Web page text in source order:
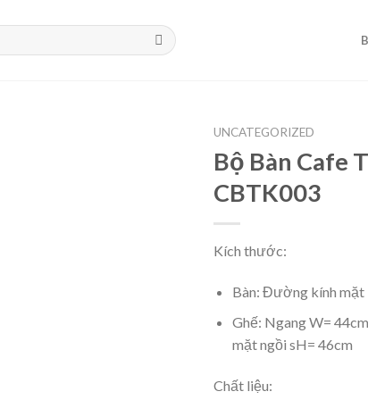
UNCATEGORIZED
Bộ Bàn Cafe
CBTK003
Kích thước:
Bàn: Đường kính mặt
Ghế: Ngang W=
mặt ngồi sH= 46cm
Chất liệu: